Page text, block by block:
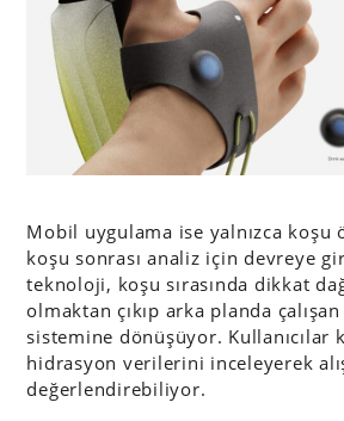
Mobil uygulama ise yalnızca koşu
koşu sonrası analiz için devreye
teknoloji, koşu sırasında dikkat
olmaktan çıkıp arka planda
sistemine dönüşüyor. Kullanıcılar
hidrasyon verilerini inceleyerek
değerlendirebiliyor.